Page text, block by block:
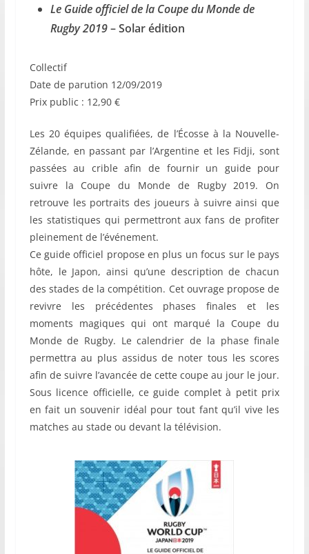
Le Guide officiel de la Coupe du Monde de
Rugby 2019– Solar édition
Collectif
Date de parution 12/09/2019
Prix public : 12,90 €
Les 20 équipes qualifiées, de l’Écosse à la Nouvelle-
Zélande, en passant par l’Argentine et les Fidji, sont
passées au crible afin de fournir un guide pour
suivre la Coupe du Monde de Rugby 2019. On
retrouve les portraits des joueurs à suivre ainsi que
les statistiques qui permettront aux fans de profiter
pleinement de l’événement.
Ce guide officiel propose en plus un focus sur le pays
hôte, le Japon, ainsi qu’une description de chacun
des stades de la compétition. Cet ouvrage propose de
revivre les précédentes phases finales et les
moments magiques qui ont marqué la Coupe du
Monde de Rugby. Le calendrier de la phase finale
permettra au plus assidus de noter tous les scores
afin de suivre l’avancée de cette coupe au jour le jour.
Sous licence officielle, ce guide complet à petit prix
en fait un souvenir idéal pour tout fant qu’il vive les
matches au stade ou devant la télévision.